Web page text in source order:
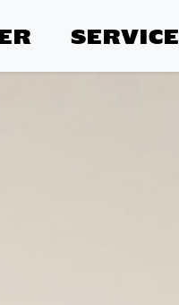
SERVICE